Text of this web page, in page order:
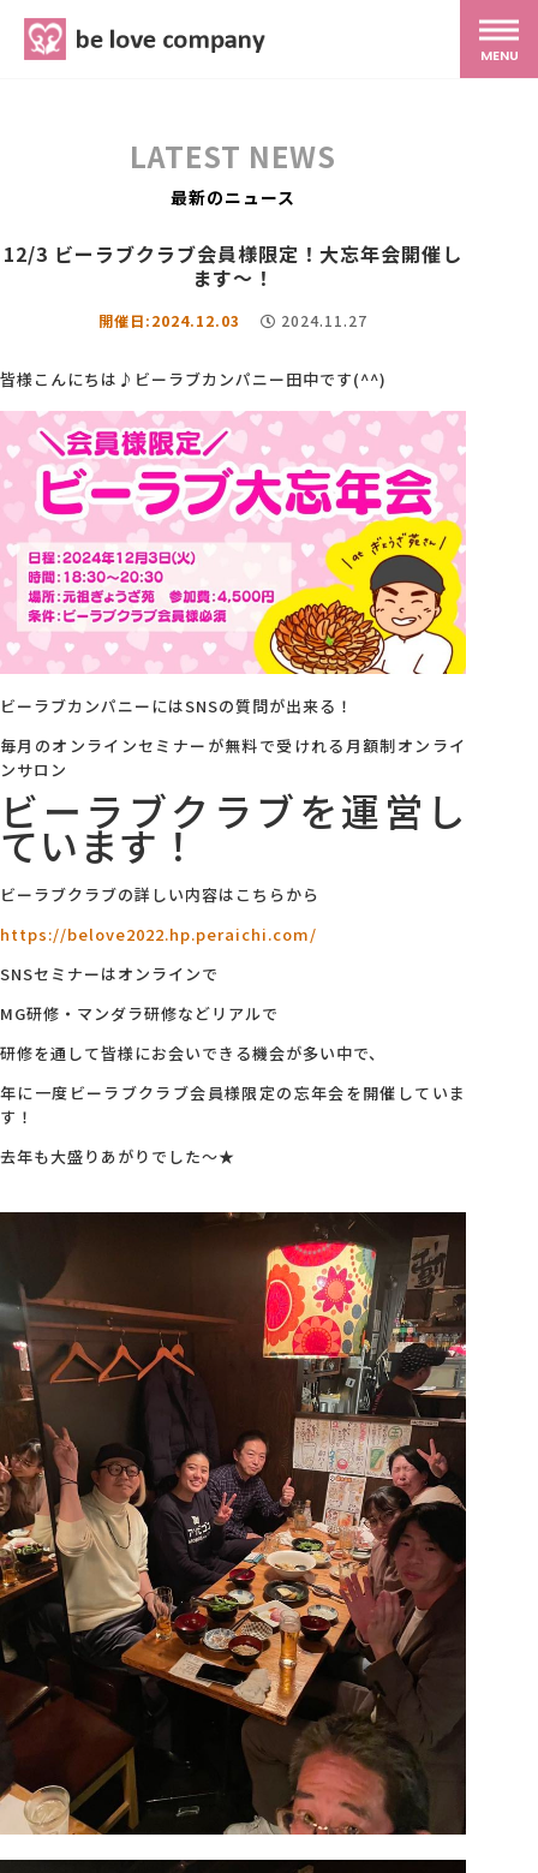
MENU
スタッフ紹介
最新ブログ
会社概要
アクセス
採用情報
お問い合わせ
LATEST NEWS
最新のニュース
12/3 ビーラブクラブ会員様限定！大忘年会開催し
ます～！
開催日:2024.12.03 2024.11.27
皆様こんにちは♪ビーラブカンパニー田中です(^^)
ビーラブカンパニーにはSNSの質問が出来る！
毎月のオンラインセミナーが無料で受けれる月額制オンライ
ンサロン
ビーラブクラブを運営し
ています！
ビーラブクラブの詳しい内容はこちらから
https://belove2022.hp.peraichi.com/
SNSセミナーはオンラインで
MG研修・マンダラ研修などリアルで
研修を通して皆様にお会いできる機会が多い中で、
年に一度ビーラブクラブ会員様限定の忘年会を開催していま
す！
去年も大盛りあがりでした～★